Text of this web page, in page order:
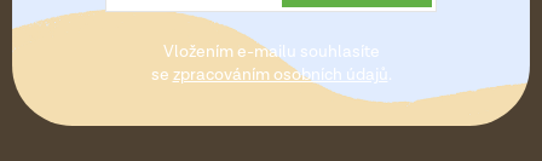
t
Vložením e-mailu souhlasíte
se zpracováním osobních údajů.